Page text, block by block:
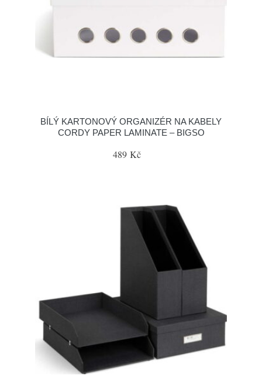
BÍLÝ KARTONOVÝ ORGANIZÉR NA KABELY
CORDY PAPER LAMINATE – BIGSO
489 Kč